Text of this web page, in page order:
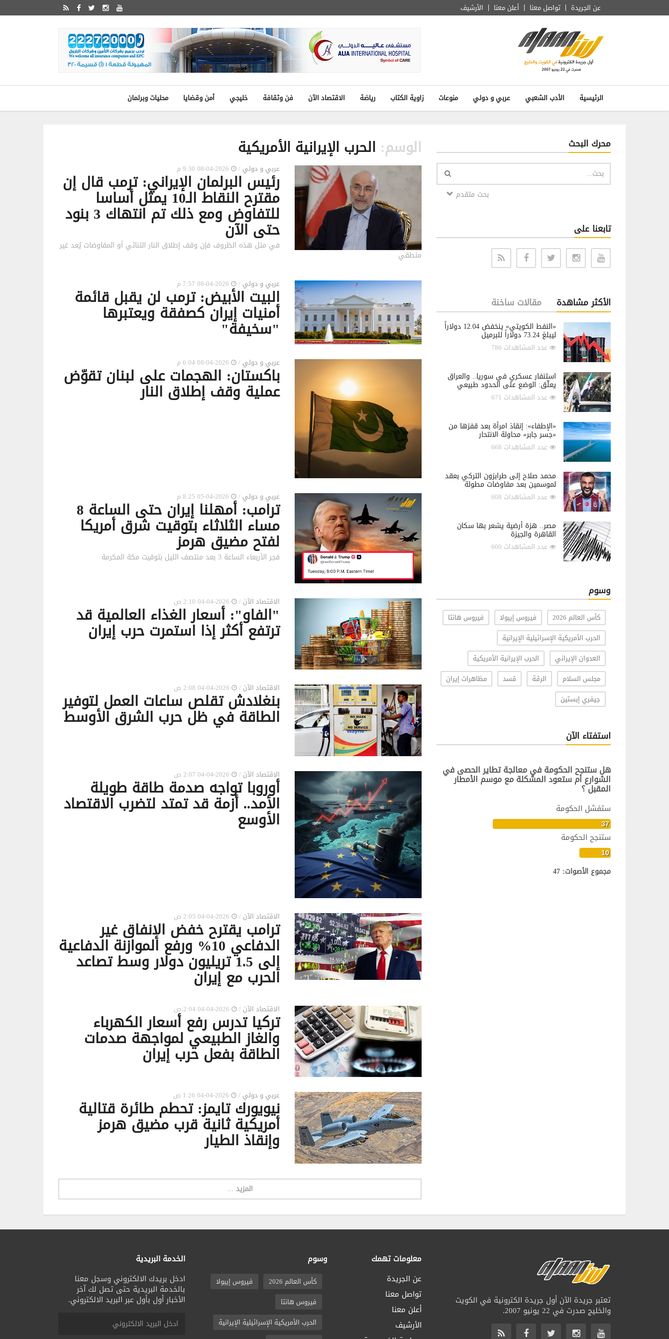
الأرشيف أعلن معنا تواصل معنا عن الجريدة
محليات وبرلمان أمن وقضايا خليجي فن وثقافة الاقتصاد الآن رياضة زاوية الكتاب منوعات عربي و دولي الأدب الشعبي الرئيسية
الوسم: الحرب الإيرانية الأمريكية
عربي و دولي /
رئيس البرلمان الإيراني: ترمب قال إن
مقترح النقاط الـ10 يمثل أساسا
للتفاوض ومع ذلك تم انتهاك 3 بنود
حتى الآن
‫في مثل هذه الظروف فإن وقف إطلاق النار الثنائي أو المفاوضات يُعد غير
منطقي‬
عربي و دولي /
‏البيت الأبيض: ترمب لن يقبل قائمة
أمنيات إيران كصفقة ويعتبرها
"سخيفة"
عربي و دولي /
باكستان: الهجمات على لبنان تقوّض
عملية وقف إطلاق النار
عربي و دولي /
ترامب: أمهلنا إيران حتى الساعة 8
مساء الثلاثاء بتوقيت شرق أمريكا
لفتح مضيق هرمز
فجر الأربعاء الساعة 3 بعد منتصف الليل بتوقيت مكة المكرمة
الاقتصاد الآن /
"الفاو": أسعار الغذاء العالمية قد
ترتفع أكثر إذا استمرت حرب إيران
الاقتصاد الآن /
بنغلادش تقلص ساعات العمل لتوفير
الطاقة في ظل حرب الشرق الأوسط
الاقتصاد الآن /
أوروبا تواجه صدمة طاقة طويلة
الأمد.. أزمة قد تمتد لتضرب الاقتصاد
الأوسع
الاقتصاد الآن /
ترامب يقترح خفض الإنفاق غير
الدفاعي 10% ورفع الموازنة الدفاعية
إلى 1.5 تريليون دولار وسط تصاعد
الحرب مع إيران
الاقتصاد الآن /
تركيا تدرس رفع أسعار الكهرباء
والغاز الطبيعي لمواجهة صدمات
الطاقة بفعل حرب إيران
عربي و دولي /
نيويورك تايمز: تحطم طائرة قتالية
أمريكية ثانية قرب مضيق هرمز
وإنقاذ الطيار
المزيد ...
محرك البحث
بحث متقدم
تابعنا على
الأكثر مشاهدة مقالات ساخنة
«النفط الكويتي» ينخفض 12.04 دولاراً
ليبلغ 73.24 دولاراً للبرميل
عدد المشاهدات 786
استنفار عسكري في سوريا.. والعراق
يعلّق: الوضع على الحدود طبيعي
عدد المشاهدات 671
«الإطفاء»: إنقاذ امرأة بعد قفزها من
«جسر جابر» محاولة الانتحار
عدد المشاهدات 668
محمد صلاح إلى طرابزون التركي بعقد
لموسمين بعد مفاوضات مطولة
عدد المشاهدات 608
مصر.. هزة أرضية يشعر بها سكان
القاهرة والجيزة
عدد المشاهدات 600
وسوم
كأس العالم 2026 فيروس إيبولا
فيروس هانتا
الحرب الأمريكية الإسرائيلية الإيرانية
العدوان الإيراني
الحرب الإيرانية الأمريكية
مجلس السلام
الرقة قسد
مظاهرات إيران
جيفري إبستين
استفتاء الآن
هل ستنجح الحكومة في معالجة تطاير الحصى في
الشوارع أم ستعود المشكلة مع موسم الأمطار
المقبل ؟
ستفشل الحكومة
37
ستنجح الحكومة
10
مجموع الأصوات: 47
الخدمة البريدية
ادخل بريدك الالكتروني وسجل معنا
بالخدمة البريدية حتى تصل لك آخر
الأخبار أول بأول عبر البريد الالكتروني.
وسوم
كأس العالم 2026
فيروس إيبولا
فيروس هانتا
الحرب الأمريكية الإسرائيلية الإيرانية
معلومات تهمك
عن الجريدة
تواصل معنا
أعلن معنا
الأرشيف
تعتبر جريدة الآن أول جريدة الكترونية في الكويت
والخليج صدرت في 22 يونيو 2007.